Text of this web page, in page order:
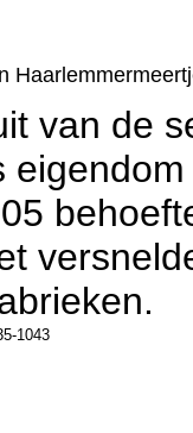
van de
1043